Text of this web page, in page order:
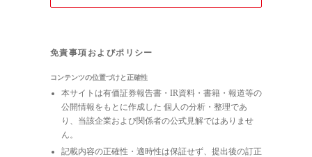
免責事項およびポリシー
コンテンツの位置づけと正確性
本サイトは有価証券報告書・IR資料・書籍・報道等の
公開情報をもとに作成した 個人の分析・整理であ
り、当該企業および関係者の公式見解ではありませ
ん。
記載内容の正確性・適時性は保証せず、提出後の訂正